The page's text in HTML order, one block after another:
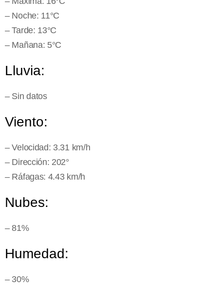
– Noche: 11°C
– Tarde: 13°C
– Mañana: 5°C
Lluvia:
– Sin datos
Viento:
– Velocidad: 3.31 km/h
– Dirección: 202°
– Ráfagas: 4.43 km/h
Nubes:
– 81%
Humedad:
– 30%